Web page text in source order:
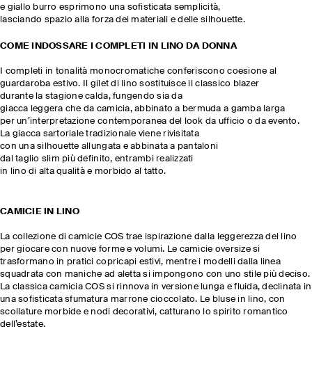
e giallo burro esprimono una sofisticata semplicità,
lasciando spazio alla forza dei materiali e delle silhouette.
COME INDOSSARE I COMPLETI IN LINO DA DONNA
I completi in tonalità monocromatiche conferiscono coesione al
guardaroba estivo. Il gilet di lino sostituisce il classico blazer
durante la stagione calda, fungendo sia da
giacca leggera che da camicia, abbinato a bermuda a gamba larga
per un’interpretazione contemporanea del look da ufficio o da evento.
La giacca sartoriale tradizionale viene rivisitata
con una silhouette allungata e abbinata a pantaloni
dal taglio slim più definito, entrambi realizzati
in lino di alta qualità e morbido al tatto.
CAMICIE IN LINO
La collezione di camicie COS trae ispirazione dalla leggerezza del lino
per giocare con nuove forme e volumi. Le camicie oversize si
trasformano in pratici copricapi estivi, mentre i modelli dalla linea
squadrata con maniche ad aletta si impongono con uno stile più deciso.
La classica camicia COS si rinnova in versione lunga e fluida, declinata in
una sofisticata sfumatura marrone cioccolato. Le bluse in lino, con
scollature morbide e nodi decorativi, catturano lo spirito romantico
dell’estate.